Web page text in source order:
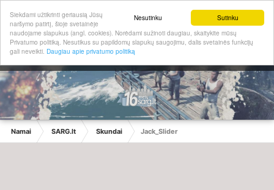
Sutinku
Nesutinku
Siekdami užtikrinti geriausią Jūsų
naršymo patirtį, šioje svetainėje
naudojame slapukus (angl. cookies). Norėdami sužinoti daugiau, skaitykite mūsų
Privatumo politiką. Nesutikus su papildomų slapukų saugojimu, dalis svetainės funkcijų
gali neveikti. Daugiau apie privatumo politiką
Namai SARG.lt Skundai Jack_Slider